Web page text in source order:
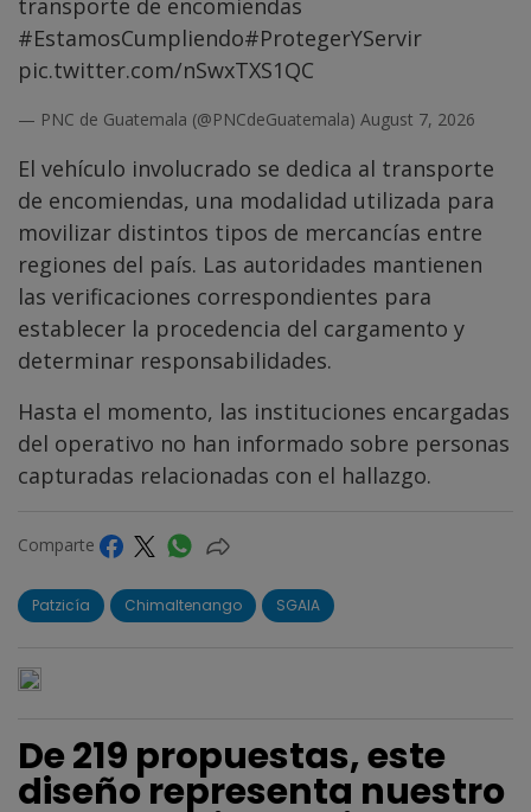
#EstamosCumpliendo#ProtegerYServir
pic.twitter.com/nSwxTXS1QC
— PNC de Guatemala (@PNCdeGuatemala) August 7, 2026
El vehículo involucrado se dedica al transporte
de encomiendas, una modalidad utilizada para
movilizar distintos tipos de mercancías entre
regiones del país. Las autoridades mantienen
las verificaciones correspondientes para
establecer la procedencia del cargamento y
determinar responsabilidades.
Hasta el momento, las instituciones encargadas
del operativo no han informado sobre personas
capturadas relacionadas con el hallazgo.
Comparte
Patzicía Chimaltenango SGAIA
De 219 propuestas, este
diseño representa nuestro